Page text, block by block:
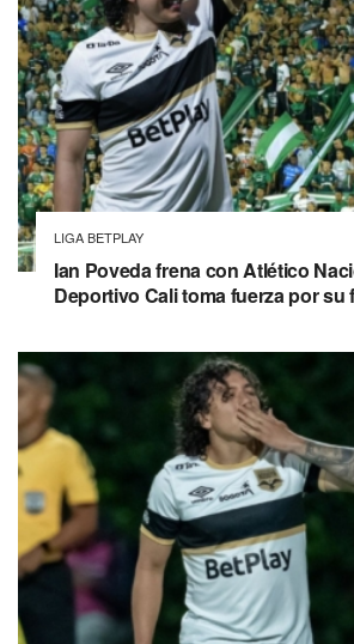
LIGA BETPLAY
Ian Poveda frena con Atlético
Deportivo Cali toma fuerza por su